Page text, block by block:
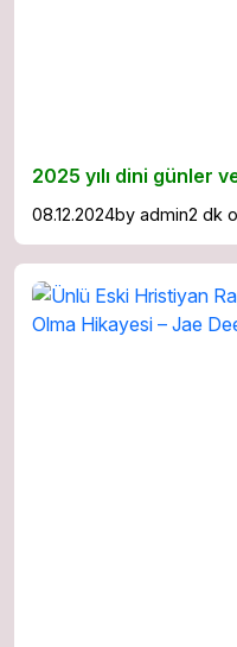
2025 yılı dini günler
08.12.2024by admin2 dk